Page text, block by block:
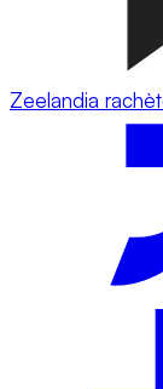
Zeelandia